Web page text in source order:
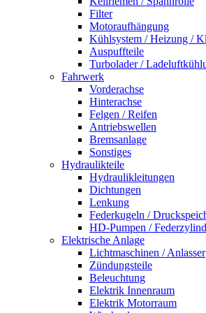
Filter
Motoraufhängung
Kühlsystem / Heizung /
Auspuffteile
Turbolader /
Fahrwerk
Vorderachse
Hinterachse
Felgen / Reifen
Antriebswellen
Bremsanlage
Sonstiges
Hydraulikteile
Hydraulikleitungen
Dichtungen
Lenkung
Federkugeln /
HD-Pumpen /
Elektrische Anlage
Lichtmaschinen / Anlasser
Zündungsteile
Beleuchtung
Elektrik Innenraum
Elektrik Motorraum